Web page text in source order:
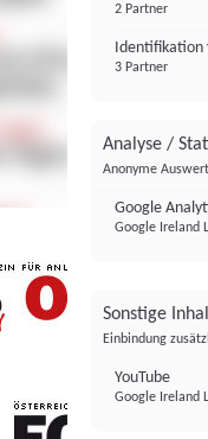
FONDS
2 Partner
Identifikation
3 Partner
Analyse /
Anonyme
Google
Google Ireland
Sonstige
Einbindung
YouTube
Google Ireland